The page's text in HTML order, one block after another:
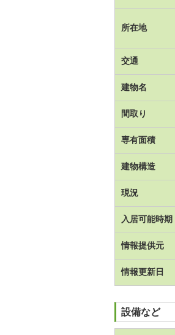
所在地
交通
建物名
間取り
専有面積
建物構造
現況
入居可能時期
情報提供元
情報更新日
設備など